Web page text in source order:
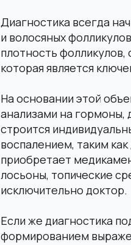
Диагностика всегда
и волосяных
плотность
которая является
На основании этой
анализами на гормоны,
строится
воспалением, таким
приобретает
лосьоны, топические
исключительно доктор.
Если же диагностика
формированием